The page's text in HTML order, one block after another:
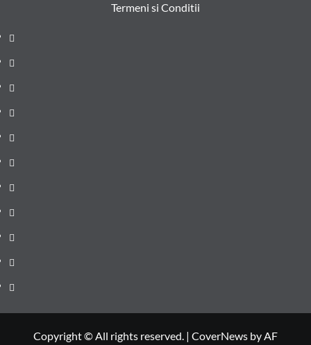
Termeni si Conditii
Prima
pagină
Știri
de
ultima
Administrație
locală
Actualitate
Justiție
Cultura
Sănătate
Litoral
Joburi
Politică
Comunicate
Copyright © All rights reserved. | CoverNews by AF